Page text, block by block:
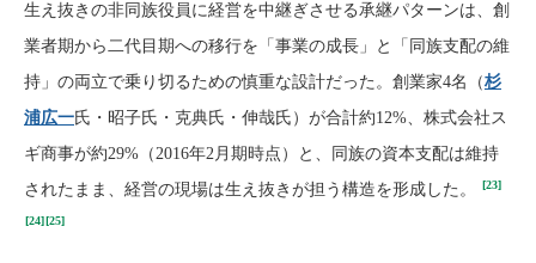
生え抜きの非同族役員に経営を中継ぎさせる承継パターンは、創
業者期から二代目期への移行を「事業の成長」と「同族支配の維
持」の両立で乗り切るための慎重な設計だった。創業家4名（杉
浦広一氏・昭子氏・克典氏・伸哉氏）が合計約12%、株式会社ス
ギ商事が約29%（2016年2月期時点）と、同族の資本支配は維持
されたまま、経営の現場は生え抜きが担う構造を形成した。
[23]
[24][25]